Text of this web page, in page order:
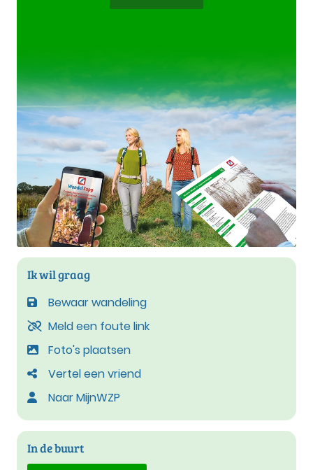
Ik wil graag
Bewaar wandeling
Meld een foute link
Foto's plaatsen
Vertel een vriend
Naar MijnWZP
In de buurt